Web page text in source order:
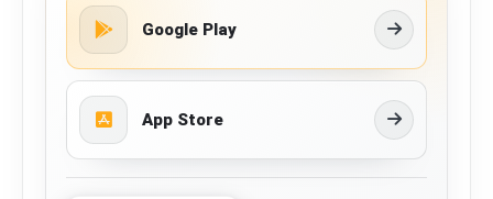
Google Play
App Store